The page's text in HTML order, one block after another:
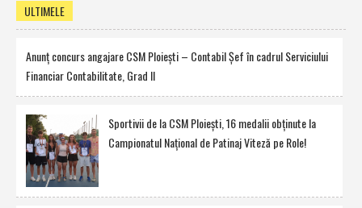
ULTIMELE
Anunţ concurs angajare CSM Ploieşti – Contabil Şef în cadrul Serviciului
Financiar Contabilitate, Grad II
Sportivii de la CSM Ploieşti, 16 medalii obţinute la
Campionatul Naţional de Patinaj Viteză pe Role!